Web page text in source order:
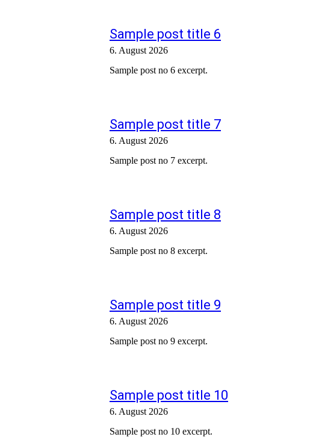
Sample post title 6
6. August 2026
Sample post no 6 excerpt.
Sample post title 7
6. August 2026
Sample post no 7 excerpt.
Sample post title 8
6. August 2026
Sample post no 8 excerpt.
Sample post title 9
6. August 2026
Sample post no 9 excerpt.
Sample post title 10
6. August 2026
Sample post no 10 excerpt.